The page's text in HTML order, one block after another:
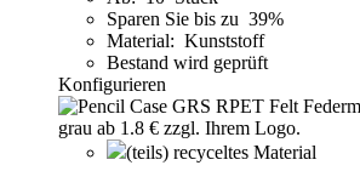
Sparen Sie bis zu 39%
Material: Kunststoff
Bestand wird geprüft
Konfigurieren
(teils) recyceltes Material